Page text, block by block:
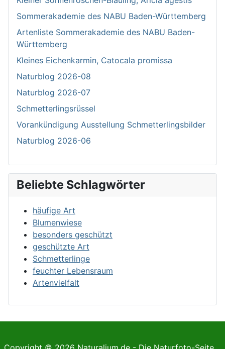
Sommerakademie des NABU Baden-Württemberg
Artenliste Sommerakademie des NABU Baden-
Württemberg
Kleines Eichenkarmin, Catocala promissa
Naturblog 2026-08
Naturblog 2026-07
Schmetterlingsrüssel
Vorankündigung Ausstellung Schmetterlingsbilder
Naturblog 2026-06
Beliebte Schlagwörter
häufige Art
Blumenwiese
besonders geschützt
geschützte Art
Schmetterlinge
feuchter Lebensraum
Artenvielfalt